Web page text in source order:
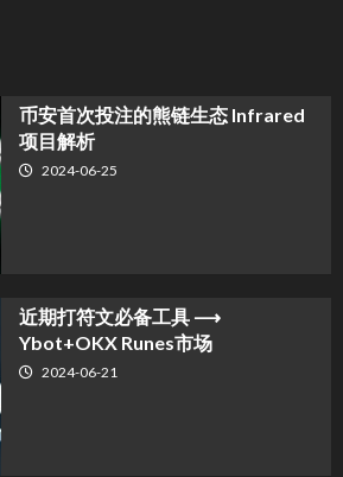
币安首次投注的熊链生态 Infrared
项目解析
2024-06-25
近期打符文必备工具 ⟶
Ybot+OKX Runes市场
2024-06-21